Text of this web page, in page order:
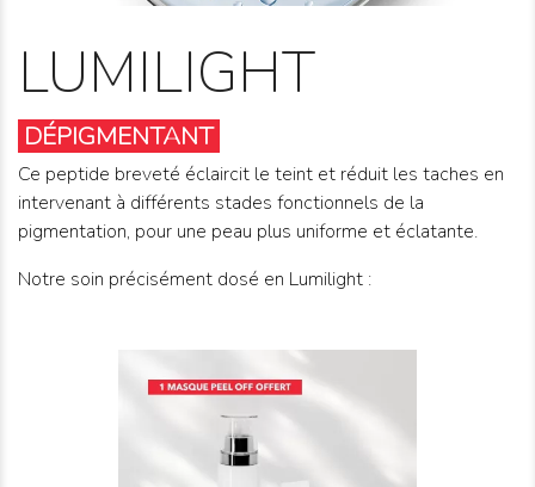
LUMILIGHT
DÉPIGMENTANT
Ce peptide breveté éclaircit le teint et réduit les taches en
intervenant à différents stades fonctionnels de la
pigmentation, pour une peau plus uniforme et éclatante.
Notre soin précisément dosé en Lumilight :